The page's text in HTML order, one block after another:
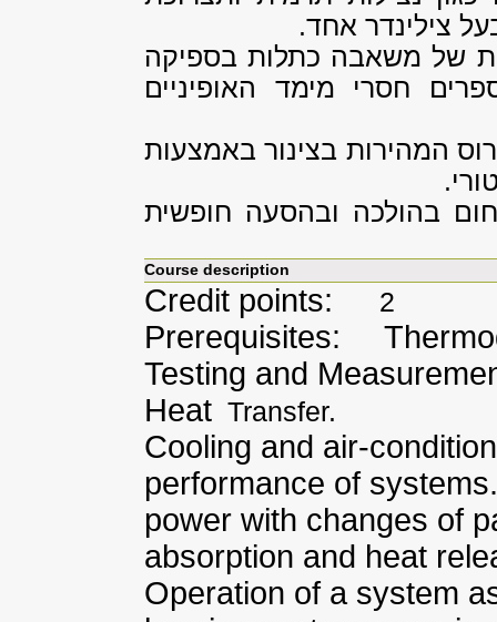
צילינדר אחד.
של משאבה כתלות בספיקה
חסרי מימד האופיניים
המהירות בצינור באמצעות
בהולכה ובהסעה חופשית
Course description
Credit points: 2
Prerequisites:
Testing and
Heat Transfer.
Cooling and air-
performance of
power with changes of
absorption and heat
Operation of a system